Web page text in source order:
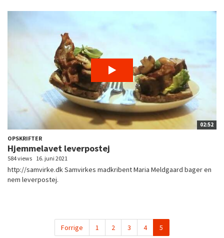
02:52
OPSKRIFTER
Hjemmelavet leverpostej
584 views 16. juni 2021
http://samvirke.dk Samvirkes madkribent Maria Meldgaard bager en
nem leverpostej.
Forrige 1 2 3 4 5